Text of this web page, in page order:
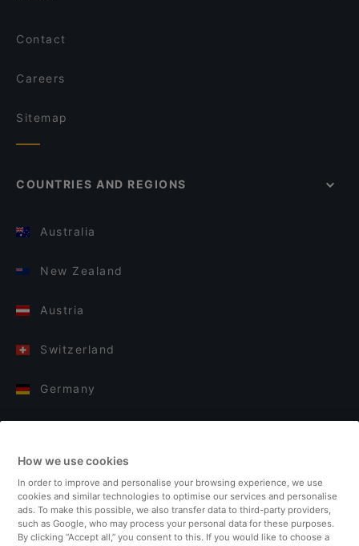
Contact
Careers
Sitemap
COUNTRIES AND REGIONS
Australia
New Zealand
Austria
Switzerland
Germany
Finland
United Kingdom
How we use cookies
In order to improve and personalise your browsing experience, we use
cookies and similar technologies to optimise our services and personalise
ads. To make this possible, we also transfer data to third-party providers,
such as Google, who may process your personal data for these purposes.
By clicking “Accept all,” you consent to this. If you would like to choose a